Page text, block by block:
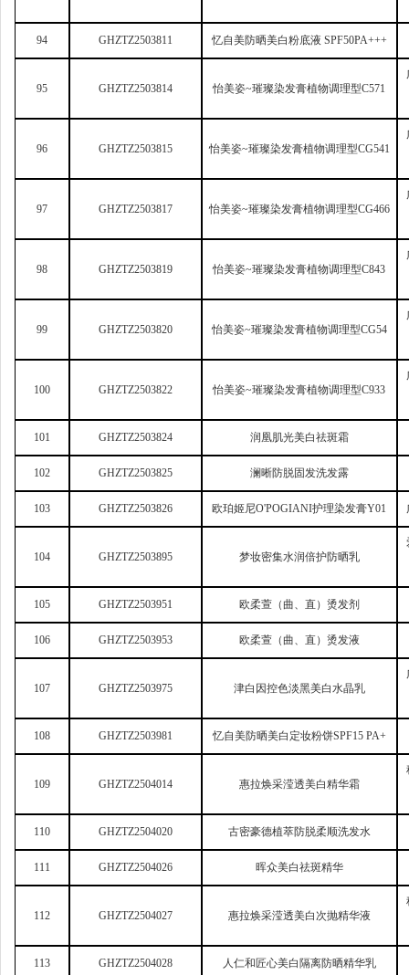
94 GHZTZ2503811 忆自美防晒美白粉底液 SPF50PA+++
95 GHZTZ2503814 怡美姿~璀璨染发膏植物调理型C571
96 GHZTZ2503815 怡美姿~璀璨染发膏植物调理型CG541
97 GHZTZ2503817 怡美姿~璀璨染发膏植物调理型CG466
98 GHZTZ2503819 怡美姿~璀璨染发膏植物调理型C843
99 GHZTZ2503820 怡美姿~璀璨染发膏植物调理型CG54
100 GHZTZ2503822 怡美姿~璀璨染发膏植物调理型C933
101 GHZTZ2503824 润凰肌光美白祛斑霜
102 GHZTZ2503825 澜晰防脱固发洗发露
103 GHZTZ2503826 欧珀姬尼O'POGIANI护理染发膏Y01
104 GHZTZ2503895 梦妆密集水润倍护防晒乳
105 GHZTZ2503951 欧柔萱（曲、直）烫发剂
106 GHZTZ2503953 欧柔萱（曲、直）烫发液
107 GHZTZ2503975 津白因控色淡黑美白水晶乳
108 GHZTZ2503981 忆自美防晒美白定妆粉饼SPF15 PA+
109 GHZTZ2504014 惠拉焕采滢透美白精华霜
110 GHZTZ2504020 古密豪德植萃防脱柔顺洗发水
111 GHZTZ2504026 晖众美白祛斑精华
112 GHZTZ2504027 惠拉焕采滢透美白次抛精华液
113 GHZTZ2504028 人仁和匠心美白隔离防晒精华乳